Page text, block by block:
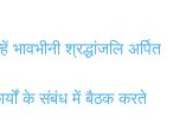
श्रद्धांजलि अर्पित
के संबंध में बैठक करते